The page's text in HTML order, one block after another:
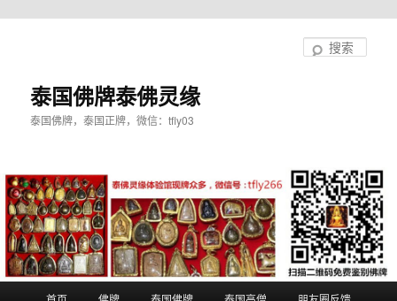
泰国佛牌泰佛灵缘
泰国佛牌，泰国正牌，微信：tfly03